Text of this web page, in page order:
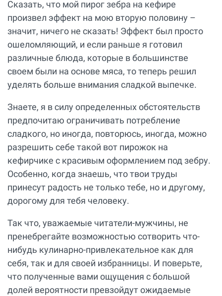
Сказать, что мой пирог зебра на кефире
произвел эффект на мою вторую половину –
значит, ничего не сказать! Эффект был просто
ошеломляющий, и если раньше я готовил
различные блюда, которые в большинстве
своем были на основе мяса, то теперь решил
уделять больше внимания сладкой выпечке.
Знаете, я в силу определенных обстоятельств
предпочитаю ограничивать потребление
сладкого, но иногда, повторюсь, иногда, можно
разрешить себе такой вот пирожок на
кефирчике с красивым оформлением под зебру.
Особенно, когда знаешь, что твои труды
принесут радость не только тебе, но и другому,
дорогому для тебя человеку.
Так что, уважаемые читатели-мужчины, не
пренебрегайте возможностью сотворить что-
нибудь кулинарно-привлекательное как для
себя, так и для своей избранницы. И поверьте,
что полученные вами ощущения с большой
долей вероятности превзойдут ожидаемые